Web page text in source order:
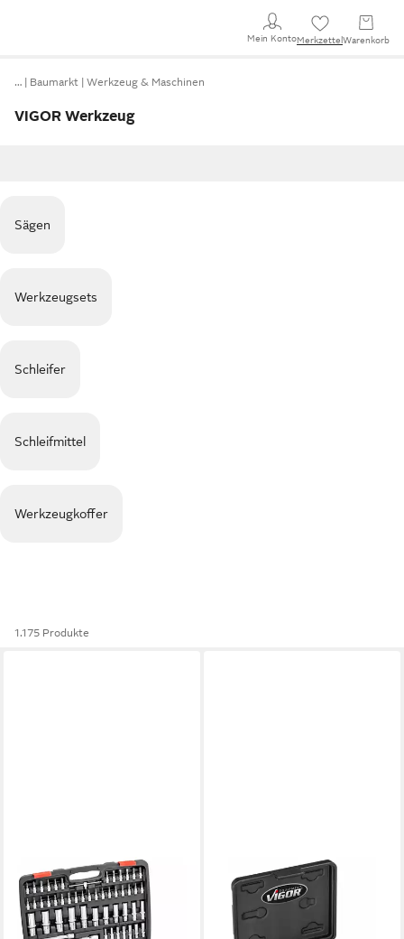
Mein KontoMerkzettel Warenkorb
… Baumarkt Werkzeug & Maschinen
VIGOR Werkzeug
Sägen
Werkzeugsets
Schleifer
Schleifmittel
Werkzeugkoffer
1.175 Produkte